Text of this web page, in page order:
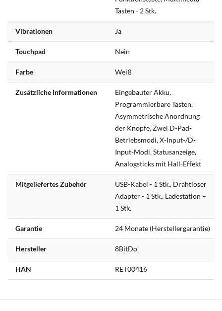
Tasten - 2 Stk.
Vibrationen Ja
Touchpad Nein
Farbe Weiß
Zusätzliche Informationen
Eingebauter Akku,
Programmierbare Tasten,
Asymmetrische Anordnung
der Knöpfe, Zwei D-Pad-
Betriebsmodi, X-Input-/D-
Input-Modi, Statusanzeige,
Analogsticks mit Hall-Effekt
Mitgeliefertes Zubehör
USB-Kabel - 1 Stk., Drahtloser
Adapter - 1 Stk., Ladestation –
1 Stk.
Garantie 24 Monate (Herstellergarantie)
Hersteller 8BitDo
HAN RET00416